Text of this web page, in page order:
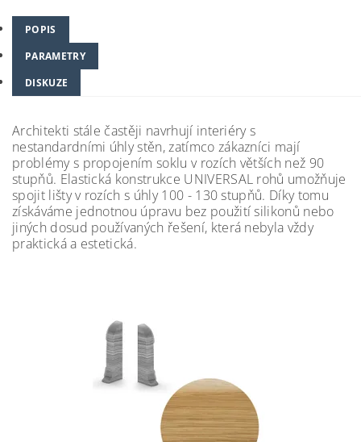
POPIS
PARAMETRY
DISKUZE
Architekti stále častěji navrhují interiéry s
nestandardními úhly stěn, zatímco zákazníci mají
problémy s propojením soklu v rozích větších než 90
stupňů. Elastická konstrukce UNIVERSAL rohů umožňuje
spojit lišty v rozích s úhly 100 - 130 stupňů. Díky tomu
získáváme jednotnou úpravu bez použití silikonů nebo
jiných dosud používaných řešení, která nebyla vždy
praktická a estetická.